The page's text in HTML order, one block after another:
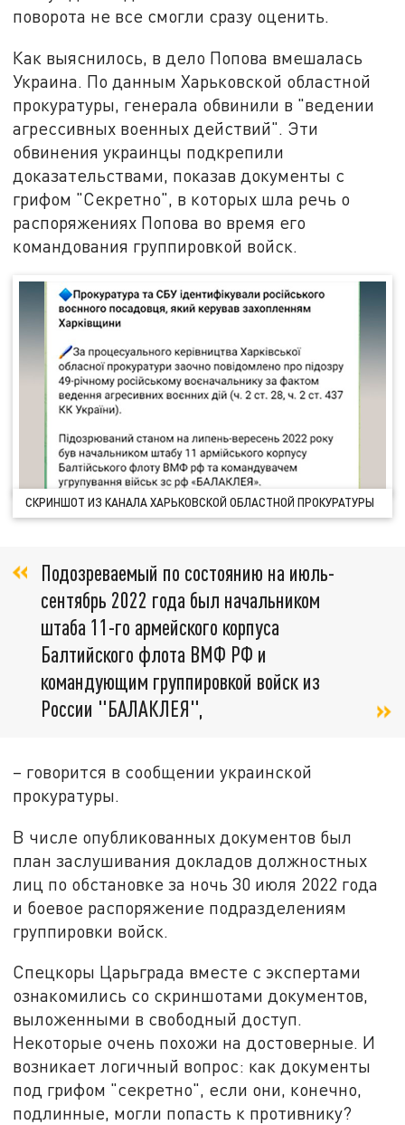
поворота не все смогли сразу оценить.
Как выяснилось, в дело Попова вмешалась
Украина. По данным Харьковской областной
прокуратуры, генерала обвинили в "ведении
агрессивных военных действий". Эти
обвинения украинцы подкрепили
доказательствами, показав документы с
грифом "Секретно", в которых шла речь о
распоряжениях Попова во время его
командования группировкой войск.
СКРИНШОТ ИЗ КАНАЛА ХАРЬКОВСКОЙ ОБЛАСТНОЙ ПРОКУРАТУРЫ
Подозреваемый по состоянию на июль-
сентябрь 2022 года был начальником
штаба 11-го армейского корпуса
Балтийского флота ВМФ РФ и
командующим группировкой войск из
России "БАЛАКЛЕЯ",
– говорится в сообщении украинской
прокуратуры.
В числе опубликованных документов был
план заслушивания докладов должностных
лиц по обстановке за ночь 30 июля 2022 года
и боевое распоряжение подразделениям
группировки войск.
Спецкоры Царьграда вместе с экспертами
ознакомились со скриншотами документов,
выложенными в свободный доступ.
Некоторые очень похожи на достоверные. И
возникает логичный вопрос: как документы
под грифом "секретно", если они, конечно,
подлинные, могли попасть к противнику?